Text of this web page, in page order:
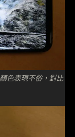
色表現不俗，對比